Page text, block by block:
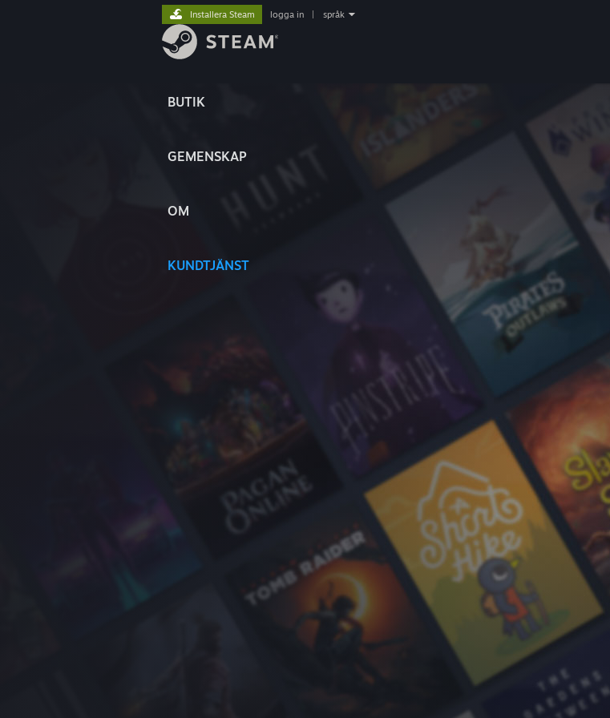
BUTIK
GEMENSKAP
OM
KUNDTJÄNST
Installera Steam logga in språk